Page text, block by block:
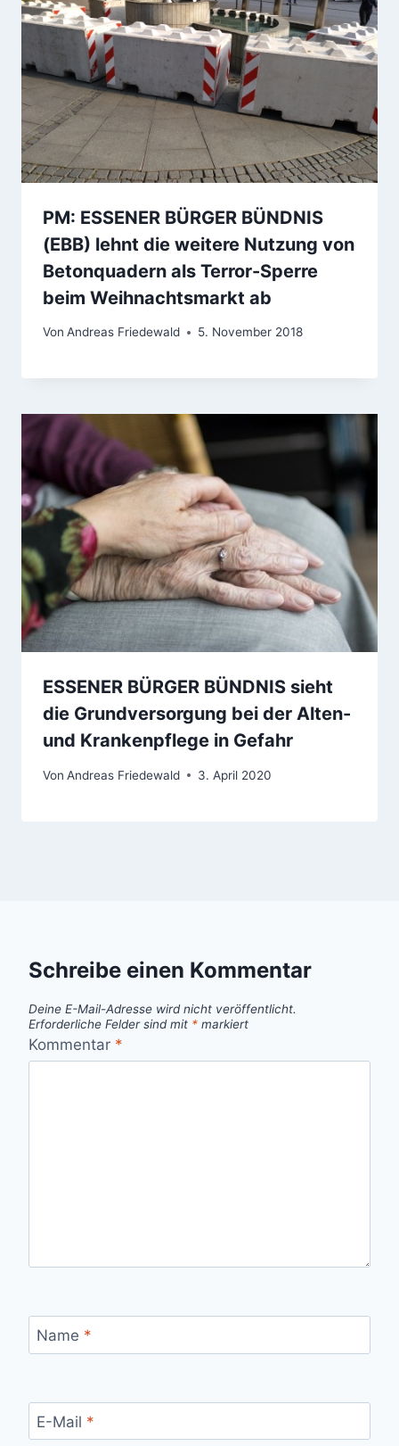
PM: ESSENER BÜRGER BÜNDNIS
(EBB) lehnt die weitere Nutzung von
Betonquadern als Terror-Sperre
beim Weihnachtsmarkt ab
Von Andreas Friedewald 5. November 2018
ESSENER BÜRGER BÜNDNIS sieht
die Grundversorgung bei der Alten-
und Krankenpflege in Gefahr
Von Andreas Friedewald 3. April 2020
Schreibe einen Kommentar
Deine E-Mail-Adresse wird nicht veröffentlicht.
Erforderliche Felder sind mit * markiert
Kommentar *
Name *
E-Mail *